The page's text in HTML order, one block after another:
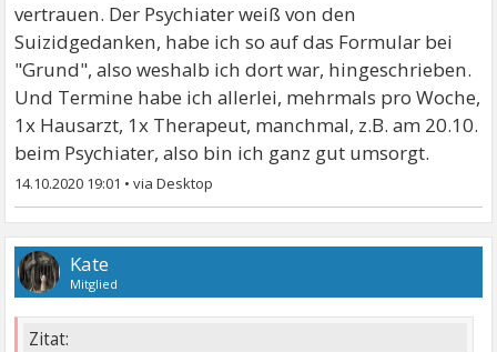
vertrauen. Der Psychiater weiß von den
Suizidgedanken, habe ich so auf das Formular bei
"Grund", also weshalb ich dort war, hingeschrieben.
Und Termine habe ich allerlei, mehrmals pro Woche,
1x Hausarzt, 1x Therapeut, manchmal, z.B. am 20.10.
beim Psychiater, also bin ich ganz gut umsorgt.
14.10.2020 19:01 •
Kate
Mitglied
Zitat: